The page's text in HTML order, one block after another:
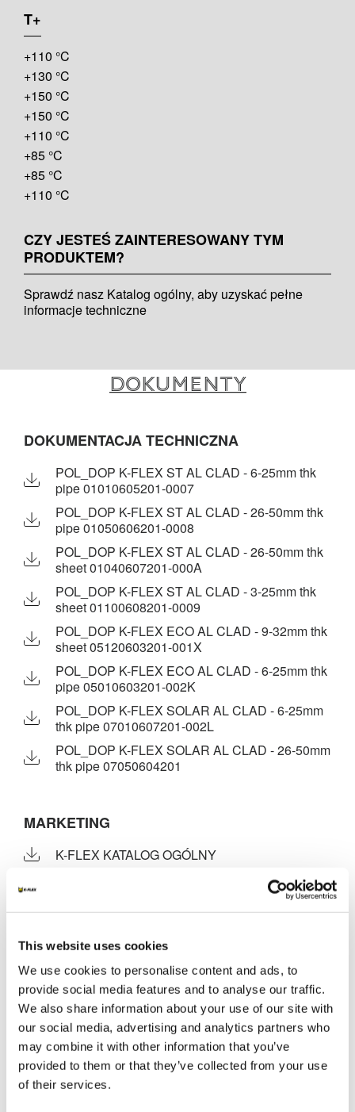
This website uses cookies
We use cookies to personalise content and ads, to
provide social media features and to analyse our traffic.
We also share information about your use of our site with
our social media, advertising and analytics partners who
may combine it with other information that you’ve
provided to them or that they’ve collected from your use
of their services.
T+
+110 °C
+130 °C
+150 °C
+150 °C
+110 °C
+85 °C
+85 °C
+110 °C
CZY JESTEŚ ZAINTERESOWANY TYM
PRODUKTEM?
Sprawdź nasz Katalog ogólny, aby uzyskać pełne
informacje techniczne
Dokumenty
DOKUMENTACJA TECHNICZNA
POL_DOP K-FLEX ST AL CLAD - 6-25mm thk
pipe 01010605201-0007
POL_DOP K-FLEX ST AL CLAD - 26-50mm thk
pipe 01050606201-0008
POL_DOP K-FLEX ST AL CLAD - 26-50mm thk
sheet 01040607201-000A
POL_DOP K-FLEX ST AL CLAD - 3-25mm thk
sheet 01100608201-0009
POL_DOP K-FLEX ECO AL CLAD - 9-32mm thk
sheet 05120603201-001X
POL_DOP K-FLEX ECO AL CLAD - 6-25mm thk
pipe 05010603201-002K
POL_DOP K-FLEX SOLAR AL CLAD - 6-25mm
thk pipe 07010607201-002L
POL_DOP K-FLEX SOLAR AL CLAD - 26-50mm
thk pipe 07050604201
MARKETING
K-FLEX KATALOG OGÓLNY
MSDS
K-FLEX ST AL CLAD_SS_POL_82981.pdf
ZDROWIE I BEZPIECZEŃSTWO